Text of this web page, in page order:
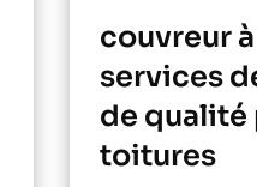
couvreur
services
de qualité
toitures